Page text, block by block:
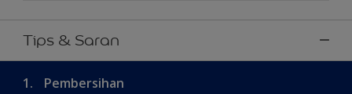
Tips & Saran
1. Pembersihan